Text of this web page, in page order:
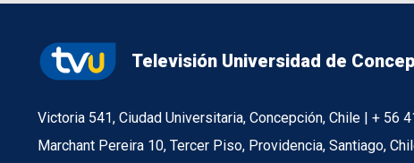
Televisión Universidad de
Victoria 541, Ciudad Universitaria, Concepción, Chile | + 56
Marchant Pereira 10, Tercer Piso, Providencia, Santiago,